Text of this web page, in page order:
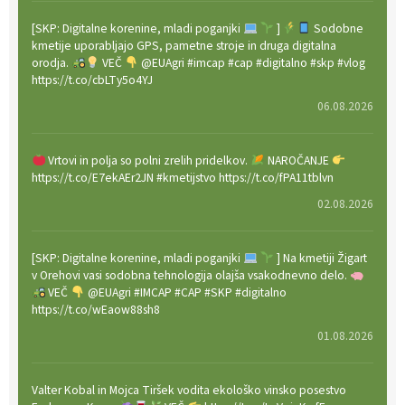
[SKP: Digitalne korenine, mladi poganjki ]
Sodobne
kmetije uporabljajo GPS, pametne stroje in druga digitalna
orodja.
VEČ
@EUAgri #imcap #cap #digitalno #skp #vlog
https://t.co/cbLTy5o4YJ
06.08.2026
Vrtovi in polja so polni zrelih pridelkov.
NAROČANJE
https://t.co/E7ekAEr2JN #kmetijstvo https://t.co/fPA11tblvn
02.08.2026
[SKP: Digitalne korenine, mladi poganjki
] Na kmetiji Žigart
v Orehovi vasi sodobna tehnologija olajša vsakodnevno delo.
VEČ
@EUAgri #IMCAP #CAP #SKP #digitalno
https://t.co/wEaow88sh8
01.08.2026
Valter Kobal in Mojca Tiršek vodita ekološko vinsko posestvo